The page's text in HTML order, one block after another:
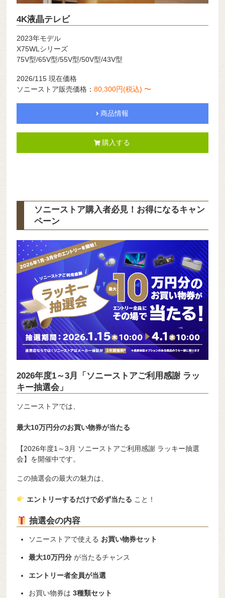
4K液晶テレビ
2023年モデル
X75WLシリーズ
75V型/65V型/55V型/50V型/43V型
2026/115 現在価格
ソニーストア販売価格：80,300円(税込) 〜
商品情報
購入する
ソニーストア購入者必見！お得になるキャン
ペーン
2026年度1～3月「ソニーストアご利用感謝 ラッ
キー抽選会」
ソニーストアでは、
最大10万円分のお買い物券が当たる
【2026年度1～3月 ソニーストアご利用感謝 ラッキー抽選
会】を開催中です。
この抽選会の最大の魅力は、
エントリーするだけで必ず当たる こと！
抽選会の内容
ソニーストアで使える お買い物券セット
最大10万円分 が当たるチャンス
エントリー者全員が当選
お買い物券は3種類セット